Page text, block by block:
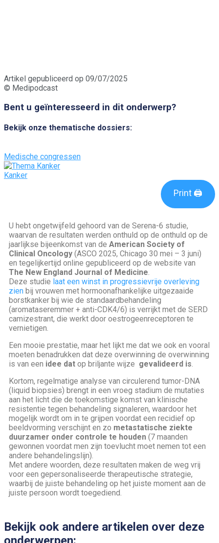
Artikel gepubliceerd op 09/07/2025
© Medipodcast
Bent u geïnteresseerd in dit onderwerp?
Bekijk onze thematische dossiers:
Medische congressen
Kanker
Print 🖨
U hebt ongetwijfeld gehoord van de Serena-6 studie,
waarvan de resultaten werden onthuld op de onthuld op de
jaarlijkse bijeenkomst van de American Society of
Clinical Oncology (ASCO 2025, Chicago 30 mei – 3 juni)
en tegelijkertijd online gepubliceerd op de website van
The New England Journal of Medicine.
Deze studie laat een winst in progressievrije overleving
zien bij vrouwen met hormoonafhankelijke uitgezaaide
borstkanker bij wie de standaardbehandeling
(aromataseremmer + anti-CDK4/6) is verrijkt met de SERD
camizestrant, die werkt door oestrogeenreceptoren te
vernietigen.
Een mooie prestatie, maar het lijkt me dat we ook en vooral
moeten benadrukken dat deze overwinning de overwinning
is van een idee dat op briljante wijze gevalideerd is.
Kortom, regelmatige analyse van circulerend tumor-DNA
(liquid biopsies) brengt in een vroeg stadium de mutaties
aan het licht die de toekomstige komst van klinische
resistentie tegen behandeling signaleren, waardoor het
mogelijk wordt om in te grijpen voordat een recidief op
beeldvorming verschijnt en zo metastatische ziekte
duurzamer onder controle te houden (7 maanden
gewonnen voordat men zijn toevlucht moet nemen tot een
andere behandelingslijn).
Met andere woorden, deze resultaten maken de weg vrij
voor een gepersonaliseerde therapeutische strategie,
waarbij de juiste behandeling op het juiste moment aan de
juiste persoon wordt toegediend.
Bekijk ook andere artikelen over deze